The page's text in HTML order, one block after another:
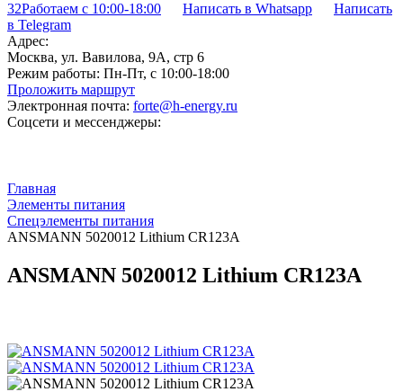
32Работаем с 10:00-18:00 Написать в Whatsapp
Написать
в Telegram
Адрес:
Москва, ул. Вавилова, 9А, стр 6
Режим работы: Пн-Пт, с 10:00-18:00
Проложить маршрут
Электронная почта: forte@h-energy.ru
Соцсети и мессенджеры:
Главная
Элементы питания
Спецэлементы питания
ANSMANN 5020012 Lithium CR123A
ANSMANN 5020012 Lithium CR123A